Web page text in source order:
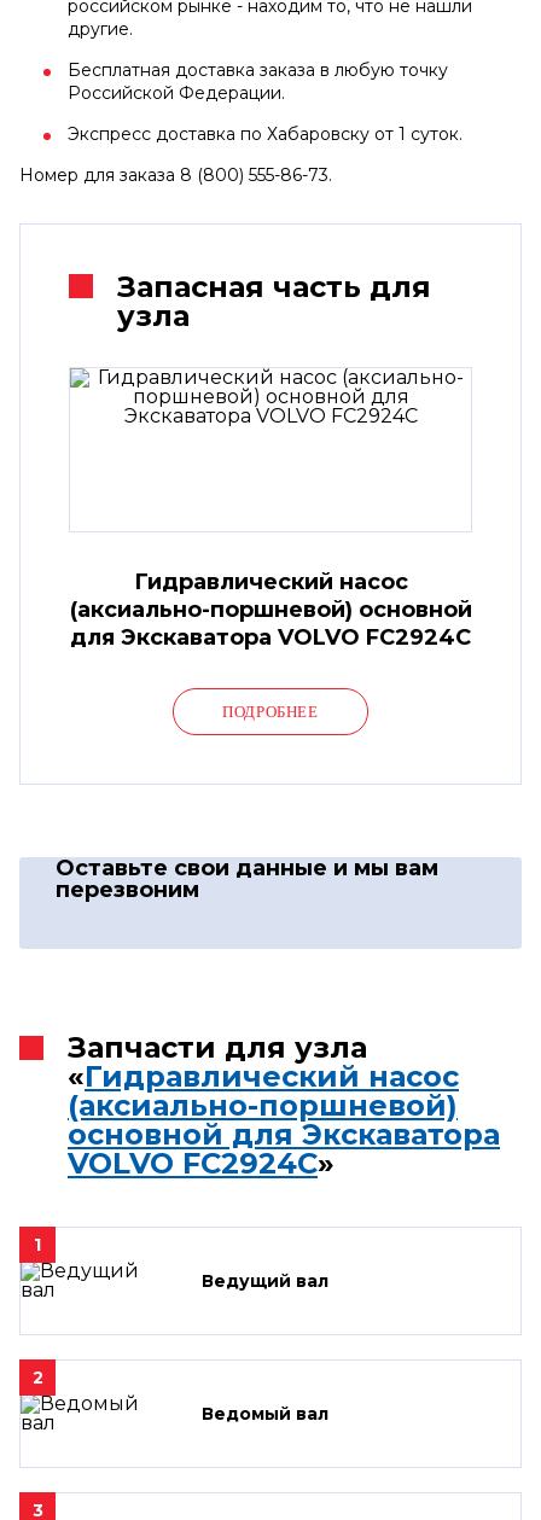
российском рынке - находим то, что не нашли
другие.
Бесплатная доставка заказа в любую точку
Российской Федерации.
Экспресс доставка по Хабаровску от 1 суток.
Номер для заказа 8 (800) 555-86-73.
Запасная часть для
узла
Гидравлический насос
(аксиально-поршневой) основной
для Экскаватора VOLVO FC2924C
ПОДРОБНЕЕ
Оставьте свои данные и мы вам
перезвоним
Запчасти для узла
«Гидравлический насос
(аксиально-поршневой)
основной для Экскаватора
VOLVO FC2924C»
1
Ведущий вал
2
Ведомый вал
3